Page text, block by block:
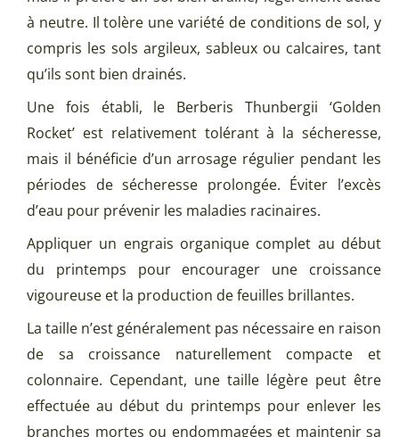
à neutre. Il tolère une variété de conditions de sol, y
compris les sols argileux, sableux ou calcaires, tant
qu’ils sont bien drainés.
Une fois établi, le Berberis Thunbergii ‘Golden
Rocket’ est relativement tolérant à la sécheresse,
mais il bénéficie d’un arrosage régulier pendant les
périodes de sécheresse prolongée. Éviter l’excès
d’eau pour prévenir les maladies racinaires.
Appliquer un engrais organique complet au début
du printemps pour encourager une croissance
vigoureuse et la production de feuilles brillantes.
La taille n’est généralement pas nécessaire en raison
de sa croissance naturellement compacte et
colonnaire. Cependant, une taille légère peut être
effectuée au début du printemps pour enlever les
branches mortes ou endommagées et maintenir sa